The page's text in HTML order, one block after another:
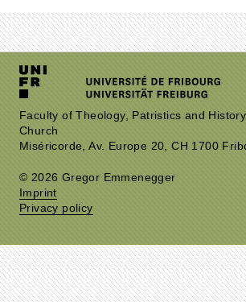
Faculty of Theology, Patristics and
Church
Miséricorde, Av. Europe 20, CH 1700
© 2026 Gregor Emmenegger
Imprint
Privacy policy